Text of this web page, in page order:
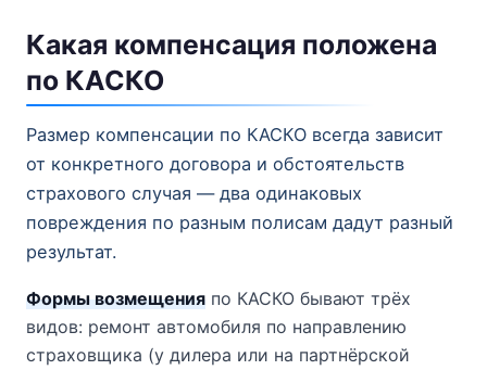
Какая компенсация положена
по КАСКО
Размер компенсации по КАСКО всегда зависит
от конкретного договора и обстоятельств
страхового случая — два одинаковых
повреждения по разным полисам дадут разный
результат.
Формы возмещения по КАСКО бывают трёх
видов: ремонт автомобиля по направлению
страховщика (у дилера или на партнёрской